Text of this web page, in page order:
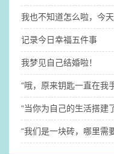
我也不知道怎么啦，今
记录今日幸福五件事
我梦见自己结婚啦！
“哦，原来钥匙一直在我
“当你为自己的生活搭建
“我们是一块砖，哪里需